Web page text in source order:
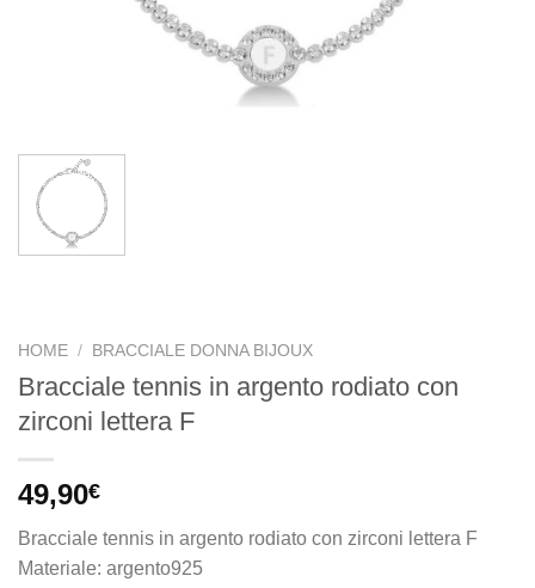
HOME / BRACCIALE DONNA BIJOUX
Bracciale tennis in argento rodiato con
zirconi lettera F
49,90€
Bracciale tennis in argento rodiato con zirconi lettera F
Materiale: argento925